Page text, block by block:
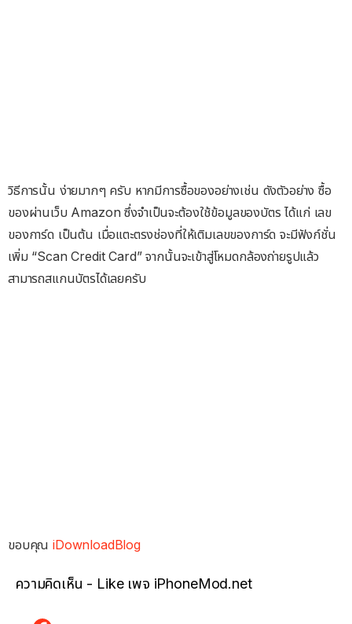
วิธีการนั้น ง่ายมากๆ ครับ หากมีการซื้อของอย่างเช่น ดังตัวอย่าง ซื้อ
ของผ่านเว็บ Amazon ซึ่งจำเป็นจะต้องใช้ข้อมูลของบัตร ได้แก่ เลข
ของการ์ด เป็นต้น เมื่อแตะตรงช่องที่ให้เติมเลขของการ์ด จะมีฟังก์ชั่น
เพิ่ม “Scan Credit Card” จากนั้นจะเข้าสู่โหมดกล้องถ่ายรูปแล้ว
สามารถสแกนบัตรได้เลยครับ
ขอบคุณiDownloadBlog
ความคิดเห็น - Like เพจ iPhoneMod.net